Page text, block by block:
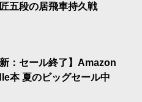
五段の居飛車持久戦
新：セール終了】Amazon
本 夏のビッグセール中